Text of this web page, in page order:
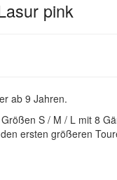
pink
ab 9 Jahren.
S / M / L mit 8
ersten größeren